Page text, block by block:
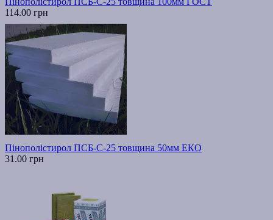
114.00 грн
Пінополістирол ПСБ-С-25 товщина 50мм ЕКО
31.00 грн